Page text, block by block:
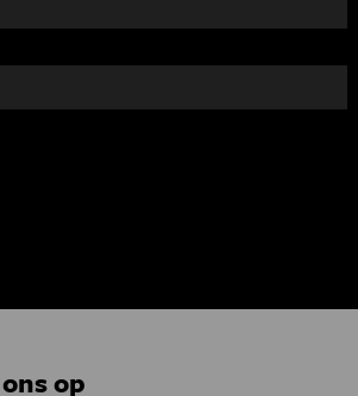
op